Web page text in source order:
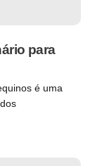
para
é uma